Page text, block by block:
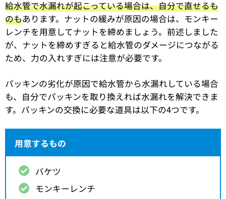
給水管で水漏れが起こっている場合は、自分で直せるも
のもあります。ナットの緩みが原因の場合は、モンキー
レンチを用意してナットを締めましょう。前述しました
が、ナットを締めすぎると給水管のダメージにつながる
ため、力の入れすぎには注意が必要です。
パッキンの劣化が原因で給水管から水漏れしている場合
も、自分でパッキンを取り換えれば水漏れを解決できま
す。パッキンの交換に必要な道具は以下の4つです。
用意するもの
バケツ
モンキーレンチ